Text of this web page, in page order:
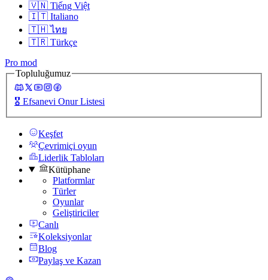
🇻🇳 Tiếng Việt
🇮🇹 Italiano
🇹🇭 ไทย
🇹🇷 Türkçe
Pro mod
Topluluğumuz
🎖️ Efsanevi Onur Listesi
Keşfet
Çevrimiçi oyun
Liderlik Tabloları
Kütüphane
Platformlar
Türler
Oyunlar
Geliştiriciler
Canlı
Koleksiyonlar
Blog
Paylaş ve Kazan